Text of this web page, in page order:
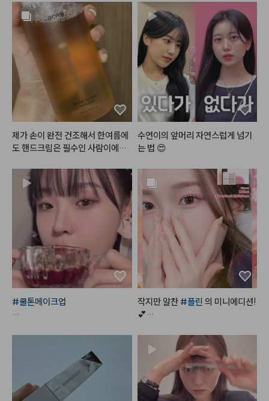
#여름쿨톤 #여쿨섀도우
레트#촉촉한쿠션 #쿠션추천
광고
을 그냥 올리면 절대 원하는 발색이
안나오는데 이 립을 베이스네 깔고
다른 립 레이어드하면 너무 맘에드
는 색이 됩니다ㅠㅠ 특히 누드립 완
전 추천추처처천
제가 손이 완전 건조해서 한여름에
도 핸드크림은 필수인 사람이에요.
안 바르면 각질 생길만큼 금방 손
이 마르고 건조해지는데, 이 제품은
손 씻고나서 건조하거나 당김이 없
어서 좋았어요!!
#헤메코리뷰어
수연이의 앞머리 자연스럽게 넘기
는 법 😍
#쿨톤메이크업
다크써클 커버컨실러 '로
비체밤 01
작지만 알찬 #플린 의 미니에디션!
💕
디뮤어 아이섀도우 팔레트 02
로즌샤벳
물광처럼 챠르르 떨어지는 시원한
핑크실버 펄,